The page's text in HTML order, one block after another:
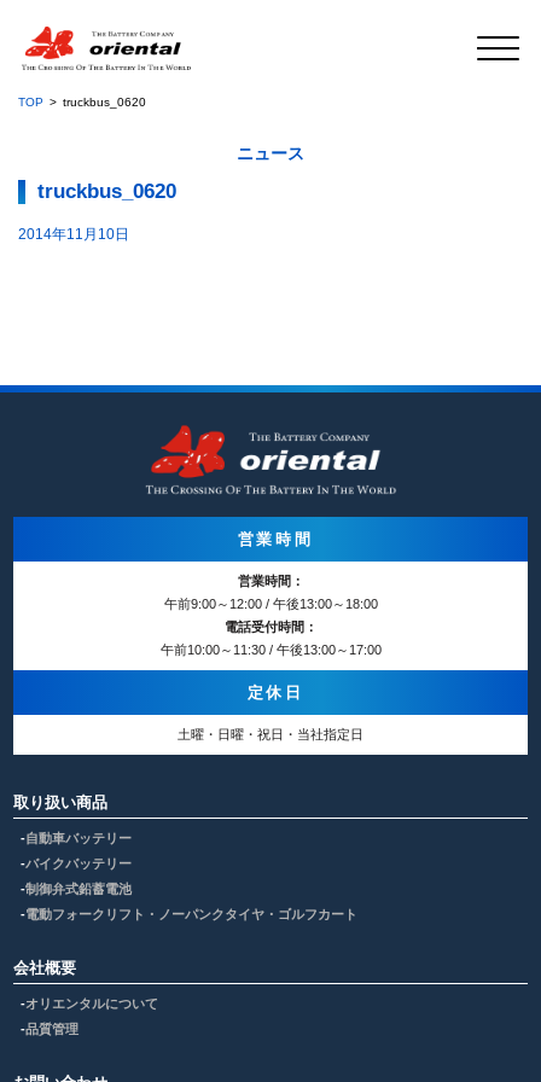
TOP truckbus_0620
ニュース
truckbus_0620
2014年11月10日
営業時間
営業時間：
午前9:00～12:00 / 午後13:00～18:00
電話受付時間：
午前10:00～11:30 / 午後13:00～17:00
定休日
土曜・日曜・祝日・当社指定日
取り扱い商品
自動車バッテリー
バイクバッテリー
制御弁式鉛蓄電池
電動フォークリフト・ノーパンクタイヤ・ゴルフカート
会社概要
オリエンタルについて
品質管理